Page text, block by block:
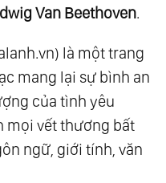
Van Beethoven.
là một trang
mang lại sự bình an
của tình yêu
mọi vết thương bất
ngữ, giới tính, văn